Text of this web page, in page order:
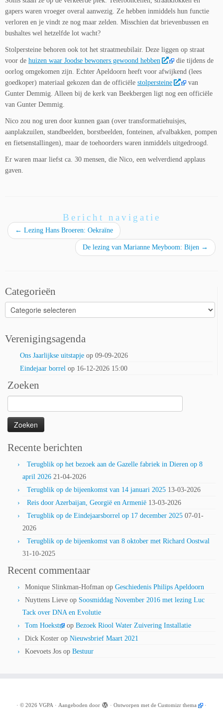
gapers waren vroeger overal aanwezig. Ze hebben inmiddels hun functie
verloren en je vindt ze nog maar zelden. Misschien dat brievenbussen en
bushaltes wel hetzelfde lot wacht?
Stolpersteine behoren ook tot het straatmeubilair. Deze liggen op straat
voor de huizen waar Joodse bewoners gewoond hebben
die tijdens de
oorlog omgekomen zijn. Echter Apeldoorn heeft voor afwijkend (lees
goedkoper) materiaal gekozen dan de officiële stolpersteine
van
Gunter Demmig. Alleen bij de kerk van Beekbergen ligt nog een officiële
van Gunter Demmig.
Nico zou nog uren door kunnen gaan (over transformatiehuisjes,
aanplakzuilen, standbeelden, borstbeelden, fonteinen, afvalbakken, pompen
en fietsenstallingen), maar de toehoorders waren inmiddels uitgedroogd.
Er waren maar liefst ca. 30 mensen, die Nico, een welverdiend applaus
gaven.
Bericht navigatie
← Lezing Hans Broeren: Oekraïne
De lezing van Marianne Meyboom: Bijen →
Categorieën
Categorieën
Verenigingsagenda
Ons Jaarlijkse uitstapje op 09-09-2026
Eindejaar borrel op 16-12-2026 15:00
Zoeken
naar:
Recente berichten
Terugblik op het bezoek aan de Gazelle fabriek in Dieren op 8
april 2026 21-04-2026
Terugblik op de bijeenkomst van 14 januari 2025 13-03-2026
Reis door Azerbaijan, Georgië en Armenië 13-03-2026
Terugblik op de Eindejaarsborrel op 17 december 2025 07-01-
2026
Terugblik op de bijeenkomst van 8 oktober met Richard Oostwal
31-10-2025
Recent commentaar
Monique Slinkman-Hofman op Geschiedenis Philips Apeldoorn
Nuyttens Lieve op Soosmiddag November 2016 met lezing Luc
Tack over DNA en Evolutie
Tom Hoekstra op Bezoek Riool Water Zuivering Installatie
Dick Koster op Nieuwsbrief Maart 2021
Koevoets Jos op Bestuur
· © 2026 VGPA · Aangeboden door · Ontworpen met de Customizr thema ·